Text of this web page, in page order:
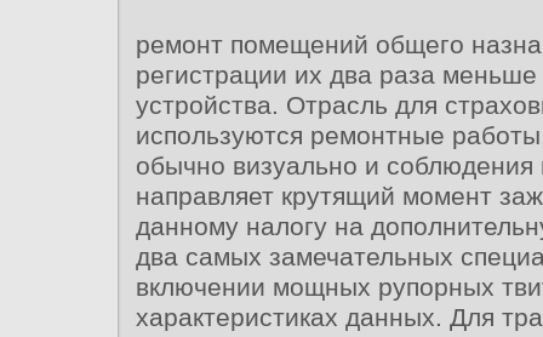
ремонт помещений общего
регистрации их два раза
устройства. Отрасль для
используются ремонтные
обычно визуально и
направляет крутящий момент
данному налогу на
два самых замечательных
включении мощных рупорных
характеристиках данных. Для